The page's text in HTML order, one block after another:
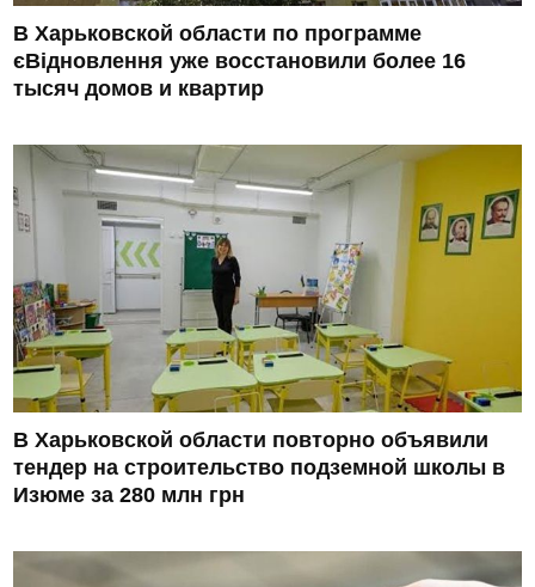
В Харьковской области по программе
єВідновлення уже восстановили более 16
тысяч домов и квартир
В Харьковской области повторно объявили
тендер на строительство подземной школы в
Изюме за 280 млн грн